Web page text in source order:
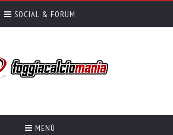
SOCIAL & FORUM
MENÙ